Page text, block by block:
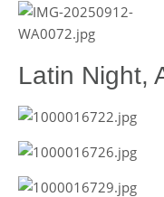
Latin Night,